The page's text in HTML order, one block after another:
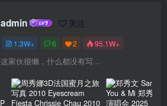
admin 关注
1.3W+ 6 2 95.1W+
这家伙很懒，什么都没有写...